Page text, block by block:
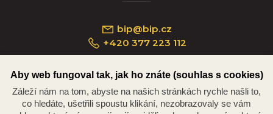
bip@bip.cz
+420 377 223 112
Náměstí Republiky 234/35, 301 00 Plzeň
Aby web fungoval tak, jak ho znáte (souhlas s cookies)
Záleží nám na tom, abyste na našich stránkách rychle našli to,
co hledáte, ušetřili spoustu klikání, nezobrazovaly se vám